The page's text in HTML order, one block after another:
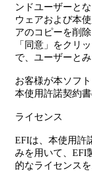
ンドユーザーと
ウェアおよび本
アのコピーを削
「同意」をクリ
で、ユーザーと
お客様が本ソフ
本使用許諾契約
ライセンス
EFIは、本使用許
みを用いて、EFI
的なライセンス